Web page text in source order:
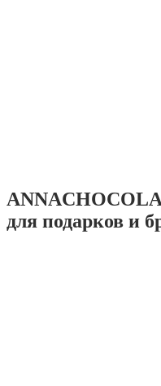
для подарков и